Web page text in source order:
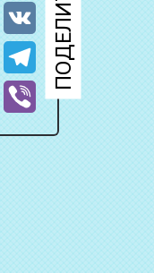
Odnoklassniki
VK
Telegram
Viber